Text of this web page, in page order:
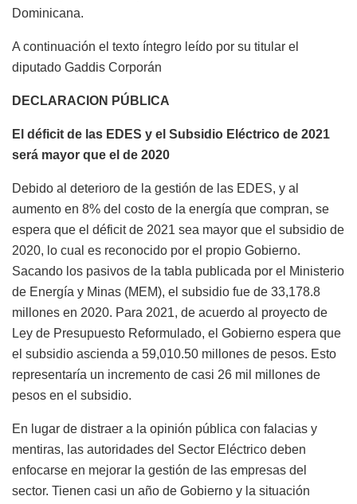
Dominicana.
A continuación el texto íntegro leído por su titular el
diputado Gaddis Corporán
DECLARACION PÚBLICA
El déficit de las EDES y el Subsidio Eléctrico de 2021
será mayor que el de 2020
Debido al deterioro de la gestión de las EDES, y al
aumento en 8% del costo de la energía que compran, se
espera que el déficit de 2021 sea mayor que el subsidio de
2020, lo cual es reconocido por el propio Gobierno.
Sacando los pasivos de la tabla publicada por el Ministerio
de Energía y Minas (MEM), el subsidio fue de 33,178.8
millones en 2020. Para 2021, de acuerdo al proyecto de
Ley de Presupuesto Reformulado, el Gobierno espera que
el subsidio ascienda a 59,010.50 millones de pesos. Esto
representaría un incremento de casi 26 mil millones de
pesos en el subsidio.
En lugar de distraer a la opinión pública con falacias y
mentiras, las autoridades del Sector Eléctrico deben
enfocarse en mejorar la gestión de las empresas del
sector. Tienen casi un año de Gobierno y la situación